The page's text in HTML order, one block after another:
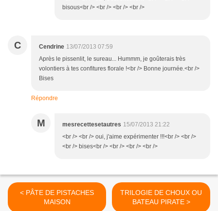
bisous<br /> <br /> <br /> <br />
C Cendrine 13/07/2013 07:59
Après le pissenlit, le sureau... Hummm, je goûterais très
volontiers à tes confitures florale !<br /> Bonne journée.<br />
Bises
Répondre
M mesrecettesetautres 15/07/2013 21:22
<br /> <br /> oui, j'aime expérimenter !!!<br /> <br />
<br /> bises<br /> <br /> <br /> <br />
< PÂTE DE PISTACHES
MAISON
TRILOGIE DE CHOUX OU
BATEAU PIRATE >